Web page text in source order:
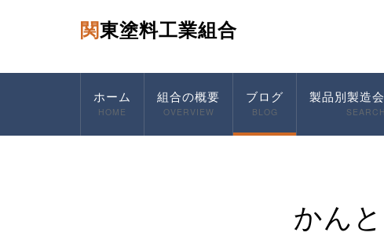
関東塗料工業組合
ホーム
HOME
組合の概要
OVERVIEW
ブログ
BLOG
製品別製造
SEARCH
かん